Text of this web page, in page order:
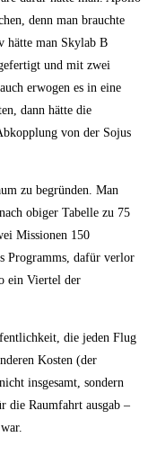
denn man brauchte
hätte man Skylab B
und mit zwei
erwogen es in eine
dann hätte die
von der Sojus
zu begründen. Man
obiger Tabelle zu 75
Missionen 150
Programms, dafür verlor
ein Viertel der
die jeden Flug
Kosten (der
insgesamt, sondern
die Raumfahrt ausgab –